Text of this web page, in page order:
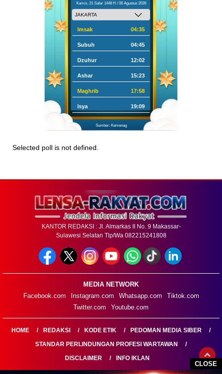
CLOSE
Kamis, 21 Safar 1448 H / 06 Agustus 2026
Imsak 04:35
Subuh 04:45
Dzuhur 12:02
Ashar 15:23
Maghrib 17:58
Isya 19:09
Sumber: Kemenag
Selected poll is not defined.
KANTOR REDAKSI : Jl. Almarkas II No. 9 Makassar-
Sulawesi Selatan Tlp/Wa 082215241808
MEDIA NETWORK
Facebook.com
Instagram.com Whatsapp.com
Tiktok.com
Twitter.com
Youtube.com
HOME REDAKSI KODE ETIK
PEDOMAN MEDIA SIBER
STANDAR PERLINDUNGAN PROFESI WARTAWAN
DISCLAIMER
INFO IKLAN